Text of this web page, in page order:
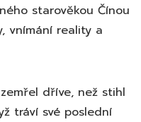
starověkou Čínou
vnímání reality a
dříve, než stihl
tráví své poslední